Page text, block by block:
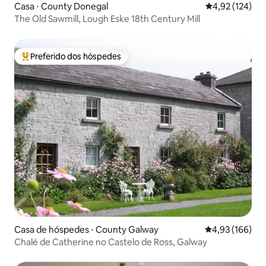
Casa ⋅ County Donegal 4,92 de uma
4,92 (124)
The Old Sawmill, Lough Eske 18th Century Mill
Entre os melhores preferidos dos hóspedes
Preferido dos hóspedes
Casa de hóspedes ⋅ County Galway 4,93 de uma
4,93 (166)
Chalé de Catherine no Castelo de Ross, Galway